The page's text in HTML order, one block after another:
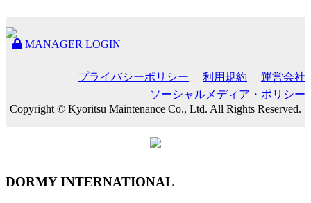
MANAGER LOGIN
プライバシーポリシー 利用規約
運営会社
ソーシャルメディア・ポリシー
Copyright © Kyoritsu Maintenance Co., Ltd. All Rights Reserved.
DORMY INTERNATIONAL